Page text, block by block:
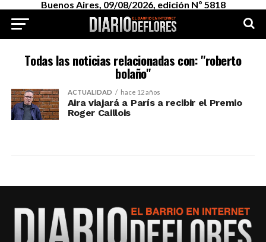
Buenos Aires, 09/08/2026, edición Nº 5818
Todas las noticias relacionadas con: "roberto
bolaño"
ACTUALIDAD hace 12 años
Aira viajará a París a recibir el Premio
Roger Caillois